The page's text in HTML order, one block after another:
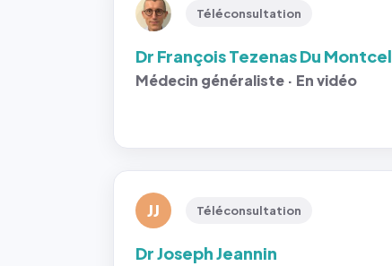
Téléconsultation
Dr François Tezenas Du Montcel
Médecin généraliste · En vidéo
JJ Téléconsultation
Dr Joseph Jeannin